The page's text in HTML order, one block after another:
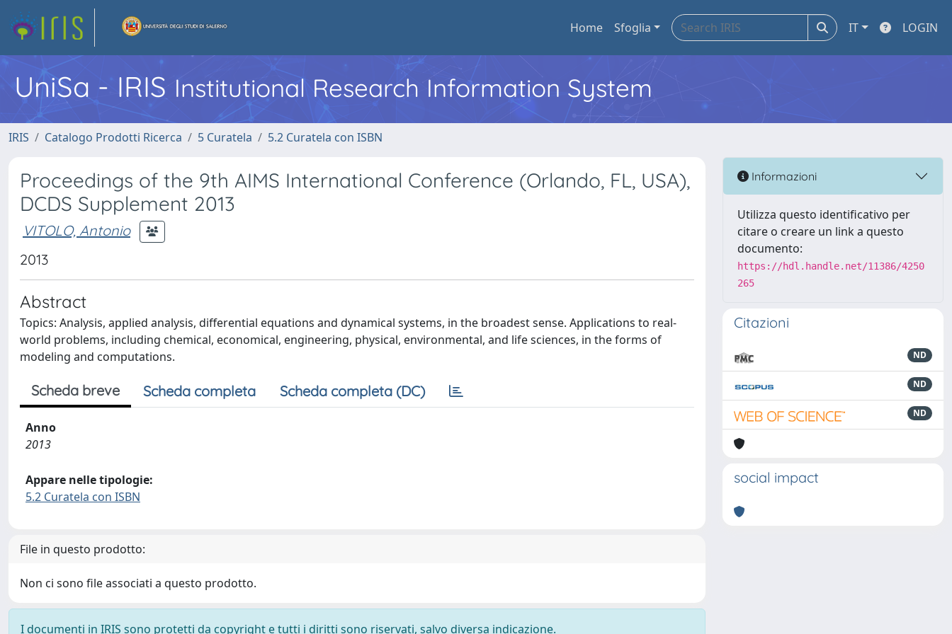
Home Sfoglia IT LOGIN
UniSa - IRIS Institutional Research Information System
IRIS Catalogo Prodotti Ricerca 5 Curatela 5.2 Curatela con ISBN
Proceedings of the 9th AIMS International Conference (Orlando, FL, USA),
DCDS Supplement 2013
VITOLO, Antonio
2013
Abstract
Topics: Analysis, applied analysis, differential equations and dynamical systems, in the broadest sense. Applications to real-
world problems, including chemical, economical, engineering, physical, environmental, and life sciences, in the forms of
modeling and computations.
Scheda breve Scheda completa Scheda completa (DC)
Anno
2013
Appare nelle tipologie:
5.2 Curatela con ISBN
File in questo prodotto:
Non ci sono file associati a questo prodotto.
I documenti in IRIS sono protetti da copyright e tutti i diritti sono riservati, salvo diversa indicazione.
Informazioni
Utilizza questo identificativo per
citare o creare un link a questo
documento:
https://hdl.handle.net/11386/4250
265
Citazioni
ND
ND
ND
social impact